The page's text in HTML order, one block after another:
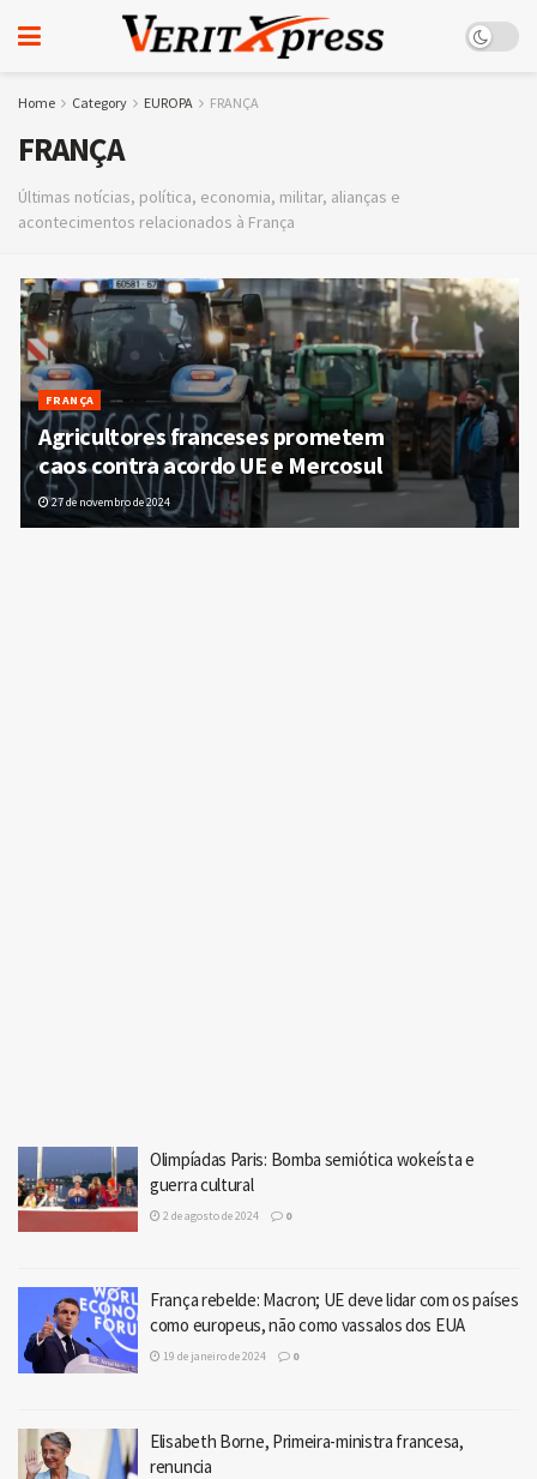
Home Category EUROPA FRANÇA
FRANÇA
Últimas notícias, política, economia, militar, alianças e
acontecimentos relacionados à França
FRANÇA
Agricultores franceses prometem
caos contra acordo UE e Mercosul
27 de novembro de 2024
Olimpíadas Paris: Bomba semiótica wokeísta e
guerra cultural
2 de agosto de 2024 0
França rebelde: Macron; UE deve lidar com os países
como europeus, não como vassalos dos EUA
19 de janeiro de 2024 0
Elisabeth Borne, Primeira-ministra francesa,
renuncia